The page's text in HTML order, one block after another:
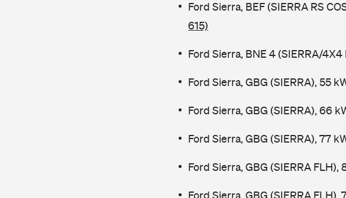
Ford Sierra, BEF (SIERRA RS
615)
Ford Sierra, BNE 4 (SIERRA/
Ford Sierra, GBG (SIERRA), 55
Ford Sierra, GBG (SIERRA), 66
Ford Sierra, GBG (SIERRA), 77
Ford Sierra, GBG (SIERRA
Ford Sierra, GBG (SIERRA